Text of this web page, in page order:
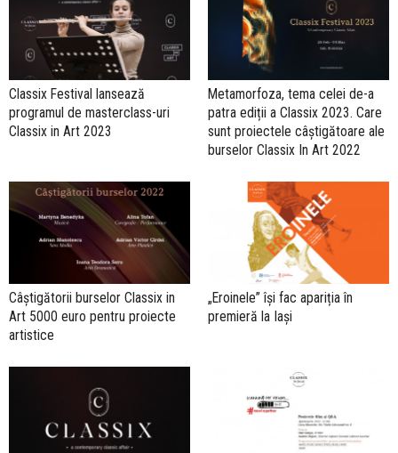
Classix Festival lansează
programul de masterclass-uri
Classix in Art 2023
Metamorfoza, tema celei de-a
patra ediții a Classix 2023. Care
sunt proiectele câștigătoare ale
burselor Classix In Art 2022
Câștigătorii burselor Classix in
Art 5000 euro pentru proiecte
artistice
„Eroinele” își fac apariția în
premieră la Iași